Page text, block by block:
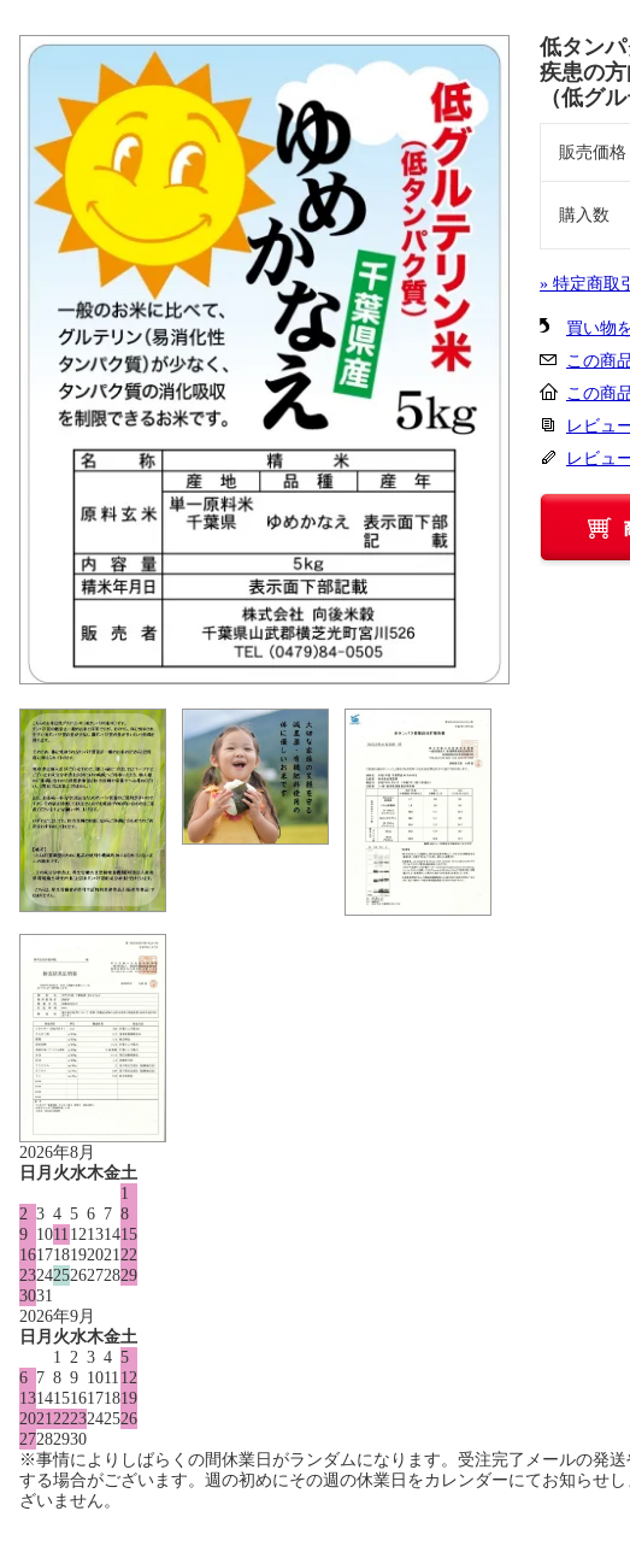
低タン
疾患の
（低グ
販売価格
購入数
» 特定商取
買い物
この商
この商
レビュ
レビュ
2026年8月
日 月 火水木金土
1
2 3 4 5 6 7 8
9 1011 12131415
161718192021 22
23242526272829
3031
2026年9月
日 月 火水木金土
1
2 3 4 5
6 7 8 9 1011 12
13141516171819
2021 2223242526
27282930
※事情によりしばらくの間休業日がランダムになります。受注完了メールの発
する場合がございます。週の初めにその週の休業日をカレンダーにてお知らせ
ざいません。